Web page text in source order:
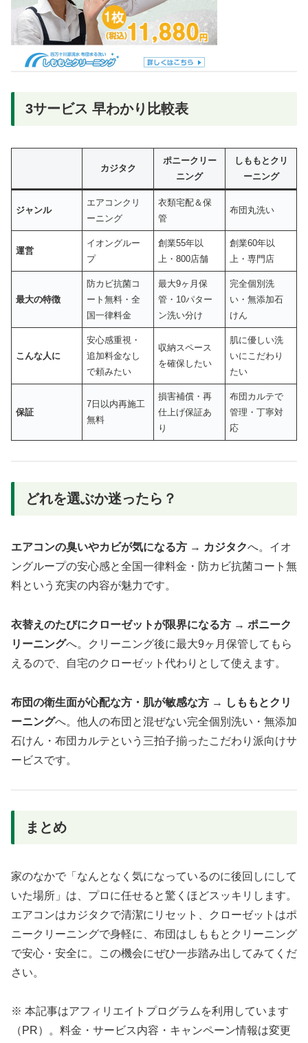
3サービス 早わかり比較表
カジタク
ポニークリー
ニング
しももとクリ
ーニング
ジャンル
エアコンクリ
ーニング
衣類宅配＆保
管
布団丸洗い
運営
イオングルー
プ
創業55年以
上・800店舗
創業60年以
上・専門店
最大の特徴
防カビ抗菌コ
ート無料・全
国一律料金
最大9ヶ月保
管・10パター
ン洗い分け
完全個別洗
い・無添加石
けん
こんな人に
安心感重視・
追加料金なし
で頼みたい
収納スペース
を確保したい
肌に優しい洗
いにこだわり
たい
保証
7日以内再施工
無料
損害補償・再
仕上げ保証あ
り
布団カルテで
管理・丁寧対
応
どれを選ぶか迷ったら？
エアコンの臭いやカビが気になる方 → カジタクへ。イオ
ングループの安心感と全国一律料金・防カビ抗菌コート無
料という充実の内容が魅力です。
衣替えのたびにクローゼットが限界になる方 → ポニーク
リーニングへ。クリーニング後に最大9ヶ月保管してもら
えるので、自宅のクローゼット代わりとして使えます。
布団の衛生面が心配な方・肌が敏感な方 → しももとクリ
ーニングへ。他人の布団と混ぜない完全個別洗い・無添加
石けん・布団カルテという三拍子揃ったこだわり派向けサ
ービスです。
まとめ
家のなかで「なんとなく気になっているのに後回しにして
いた場所」は、プロに任せると驚くほどスッキリします。
エアコンはカジタクで清潔にリセット、クローゼットはポ
ニークリーニングで身軽に、布団はしももとクリーニング
で安心・安全に。この機会にぜひ一歩踏み出してみてくだ
さい。
※ 本記事はアフィリエイトプログラムを利用しています
（PR）。料金・サービス内容・キャンペーン情報は変更